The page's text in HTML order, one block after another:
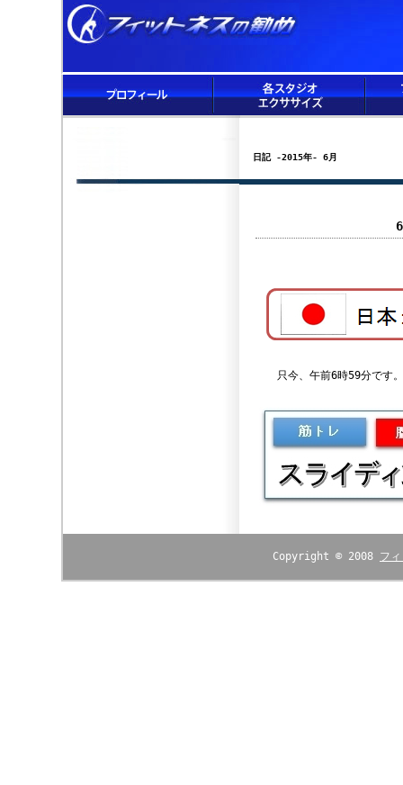
日記 -2015年- 6月
只今、午前6時59分です
Copyright © 2008 フ